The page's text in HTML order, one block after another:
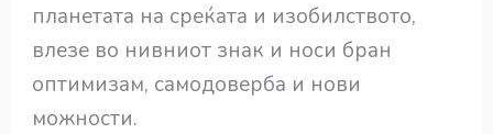
планетата на среќата и изобилството,
влезе во нивниот знак и носи бран
оптимизам, самодоверба и нови
можности.